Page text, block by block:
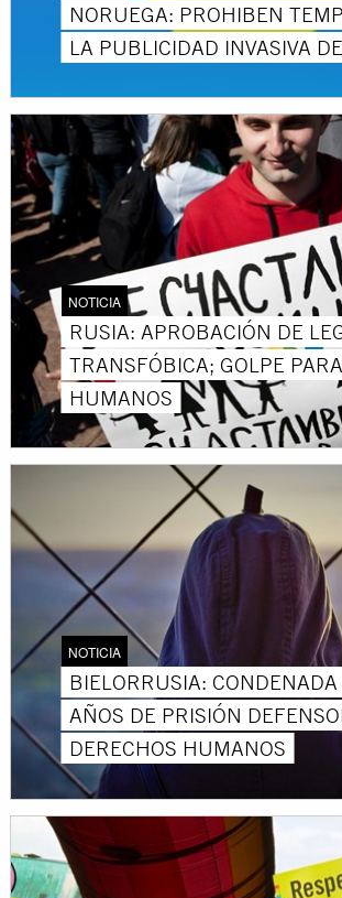
NORUEGA: PROHIBEN
LA PUBLICIDAD INVASIVA
NOTICIA
RUSIA: APROBACIÓN DE
TRANSFÓBICA; GOLPE
HUMANOS
NOTICIA
BIELORRUSIA: CONDENADA
AÑOS DE PRISIÓN
DERECHOS HUMANOS